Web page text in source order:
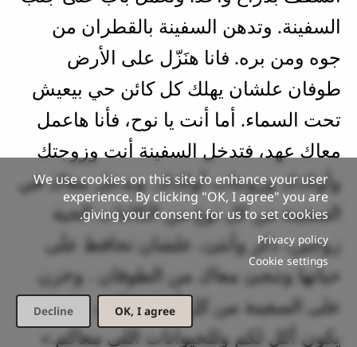
السفينة. وتدهن السفينة بالقطران من
جوه ومن بره. فانا هنَزّل على الأرض
طوفان علشان يهلك كل كائن حي بيعيش
تحت السماء. أما أنت يا نوح، فأنا هاعمل
معاك عهد، فتدخل السفينة أنت وزوجتك
وأولادك وزوجات أولادك. وتدخل معاك في
السفينة من كل نوع من الكائنات الحية
زوجين، ذكر وأنثىَ، علشان تحافظ علَى
حياتها وتنجىَ معاك من الطوفان . وخزن
على السفينة من كل أنواع الأكل، علشان
يكون أكل لكم وللحيوانات اللي معاكم.»
We use cookies on this site to enhance your user
experience. By clicking "OK, I agree" you are
giving your consent for us to set cookies.
Privacy policy
Cookie settings
Decline OK, I agree